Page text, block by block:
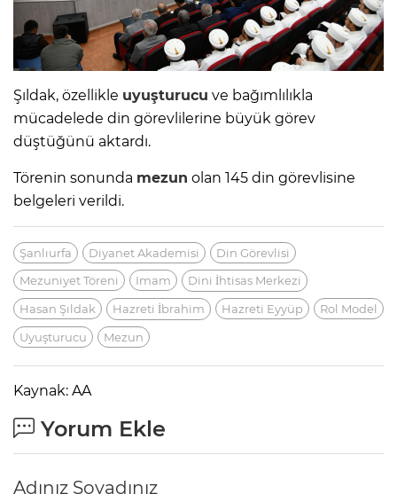
Şıldak, özellikle uyuşturucu ve bağımlılıkla
mücadelede din görevlilerine büyük görev
düştüğünü aktardı.
Törenin sonunda mezun olan 145 din görevlisine
belgeleri verildi.
Şanlıurfa Diyanet Akademisi
Din Görevlisi
Mezuniyet Töreni
Imam
Dini İhtisas Merkezi
Hasan Şıldak
Hazreti İbrahim Hazreti Eyyüp
Rol Model
Uyuşturucu
Mezun
Kaynak: AA
Yorum Ekle
Adınız Soyadınız